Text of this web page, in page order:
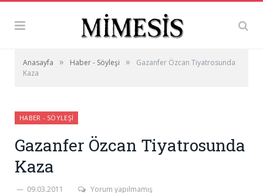
Anasayfa » Haber - Söyleşi »
Gazanfer Özcan Tiyatrosunda
Kaza
HABER - SÖYLEŞI
Gazanfer Özcan Tiyatrosunda
Kaza
09.03.2011 Yorum yapılmamış